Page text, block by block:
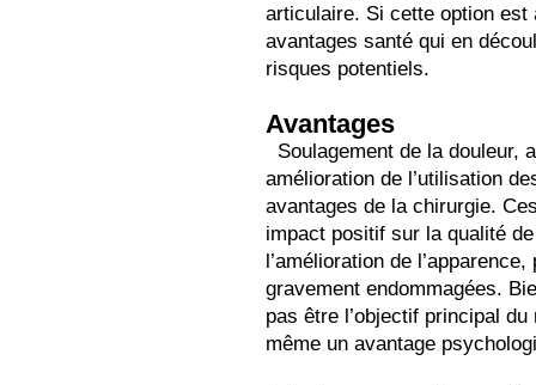
articulaire. Si cette option
avantages santé qui en
risques potentiels.
Avantages
Soulagement de la douleur,
amélioration de l’utilisation
avantages de la chirurgie.
impact positif sur la qualité
l’amélioration de
gravement endommagées.
pas être l’objectif principal
même un avantage